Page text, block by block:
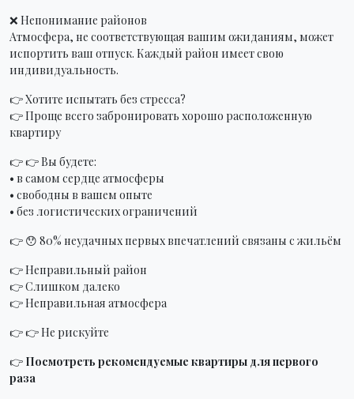
❌ Непонимание районов
Атмосфера, не соответствующая вашим ожиданиям, может
испортить ваш отпуск. Каждый район имеет свою
индивидуальность.
👉 Хотите испытать без стресса?
👉 Проще всего забронировать хорошо расположенную
квартиру
👉 👉 Вы будете:
• в самом сердце атмосферы
• свободны в вашем опыте
• без логистических ограничений
👉 😯 80% неудачных первых впечатлений связаны с жильём
👉 Неправильный район
👉 Слишком далеко
👉 Неправильная атмосфера
👉 👉 Не рискуйте
👉 Посмотреть рекомендуемые квартиры для первого
раза